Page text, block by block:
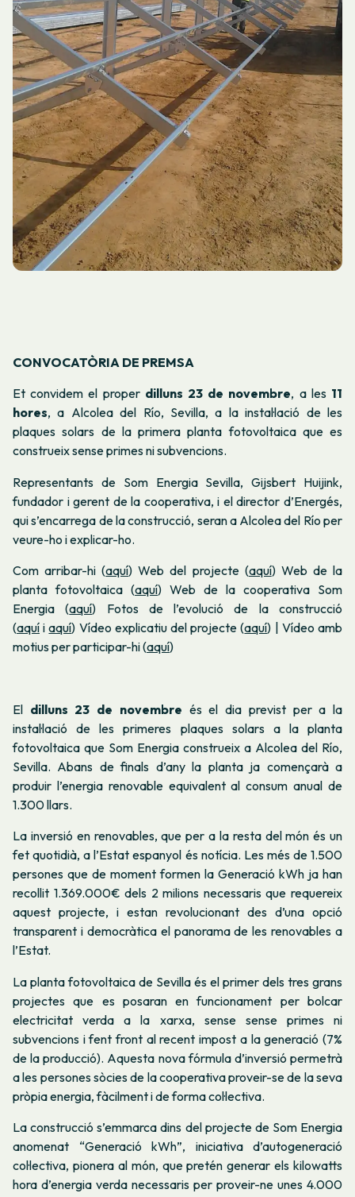
CONVOCATÒRIA DE PREMSA
Et convidem el proper dilluns 23 de novembre, a les 11
hores, a Alcolea del Río, Sevilla, a la instal·lació de les
plaques solars de la primera planta fotovoltaica que es
construeix sense primes ni subvencions.
Representants de Som Energia Sevilla, Gijsbert Huijink,
fundador i gerent de la cooperativa, i el director d’Energés,
qui s’encarrega de la construcció, seran a Alcolea del Río per
veure-ho i explicar-ho.
Com arribar-hi (aquí)Web del projecte (aquí) Web de la
planta fotovoltaica (aquí) Web de la cooperativa Som
Energia (aquí) Fotos de l’evolució de la construcció
(aquí iaquí) Vídeo explicatiu del projecte (aquí) | Vídeo amb
motius per participar-hi (aquí)
El dilluns 23 de novembre és el dia previst per a la
instal·lació de les primeres plaques solars a la planta
fotovoltaica que Som Energia construeix a Alcolea del Río,
Sevilla. Abans de finals d’any la planta ja començarà a
produir l’energia renovable equivalent al consum anual de
1.300 llars.
La inversió en renovables, que per a la resta del món és un
fet quotidià, a l’Estat espanyol és notícia. Les més de 1.500
persones que de moment formen la Generació kWh ja han
recollit 1.369.000€ dels 2 milions necessaris que requereix
aquest projecte, i estan revolucionant des d’una opció
transparent i democràtica el panorama de les renovables a
l’Estat.
La planta fotovoltaica de Sevilla és el primer dels tres grans
projectes que es posaran en funcionament per bolcar
electricitat verda a la xarxa, sense sense primes ni
subvencions i fent front al recent impost a la generació (7%
de la producció). Aquesta nova fórmula d’inversió permetrà
a les persones sòcies de la cooperativa proveir-se de la seva
pròpia energia, fàcilment i de forma col·lectiva.
La construcció s’emmarca dins del projecte de Som Energia
anomenat “Generació kWh”, iniciativa d’autogeneració
col·lectiva, pionera al món, que pretén generar els kilowatts
hora d’energia verda necessaris per proveir-ne unes 4.000